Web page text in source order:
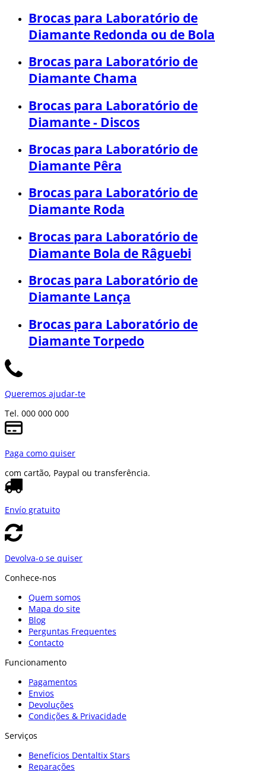
Brocas para Laboratório de
Diamante Redonda ou de Bola
Brocas para Laboratório de
Diamante Chama
Brocas para Laboratório de
Diamante - Discos
Brocas para Laboratório de
Diamante Pêra
Brocas para Laboratório de
Diamante Roda
Brocas para Laboratório de
Diamante Bola de Râguebi
Brocas para Laboratório de
Diamante Lança
Brocas para Laboratório de
Diamante Torpedo
Queremos ajudar-te
Tel. 000 000 000
Paga como quiser
com cartão, Paypal ou transferência.
Envío gratuito
Devolva-o se quiser
Conhece-nos
Quem somos
Mapa do site
Blog
Perguntas Frequentes
Contacto
Funcionamento
Pagamentos
Envios
Devoluções
Condições & Privacidade
Serviços
Benefícios Dentaltix Stars
Reparações